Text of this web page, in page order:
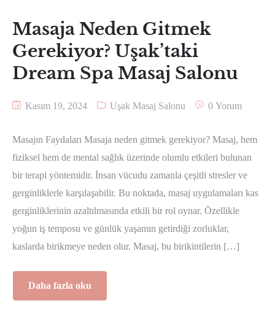
Masaja Neden Gitmek
Gerekiyor? Uşak’taki
Dream Spa Masaj Salonu
Kasım 19, 2024 Uşak Masaj Salonu 0 Yorum
Masajın Faydaları Masaja neden gitmek gerekiyor? Masaj, hem
fiziksel hem de mental sağlık üzerinde olumlu etkileri bulunan
bir terapi yöntemidir. İnsan vücudu zamanla çeşitli stresler ve
gerginliklerle karşılaşabilir. Bu noktada, masaj uygulamaları kas
gerginliklerinin azaltılmasında etkili bir rol oynar. Özellikle
yoğun iş temposu ve günlük yaşamın getirdiği zorluklar,
kaslarda birikmeye neden olur. Masaj, bu birikintilerin […]
Daha fazla oku